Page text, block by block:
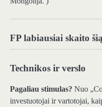
FP labiausiai skaito
Technikos ir verslo
Pagaliau stimulas? Nuo
investuotojai ir vartotojai,